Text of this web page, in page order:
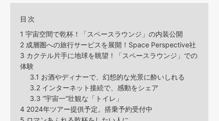
目次
1 宇宙空間で乾杯！「スペースラウンジ」の内装公開
2 成層圏への旅行サービスを展開！Space Perspective社
3 カクテル片手に地球を眺望！「スペースラウンジ」での
体験
3.1 お酒やディナーで、幻想的な光景に酔いしれる
3.2 インターネット接続で、感動をシェア
3.3 “宇宙一”壮観な「トイレ」
4 2024年ツアー提供予定。搭乗予約受付中